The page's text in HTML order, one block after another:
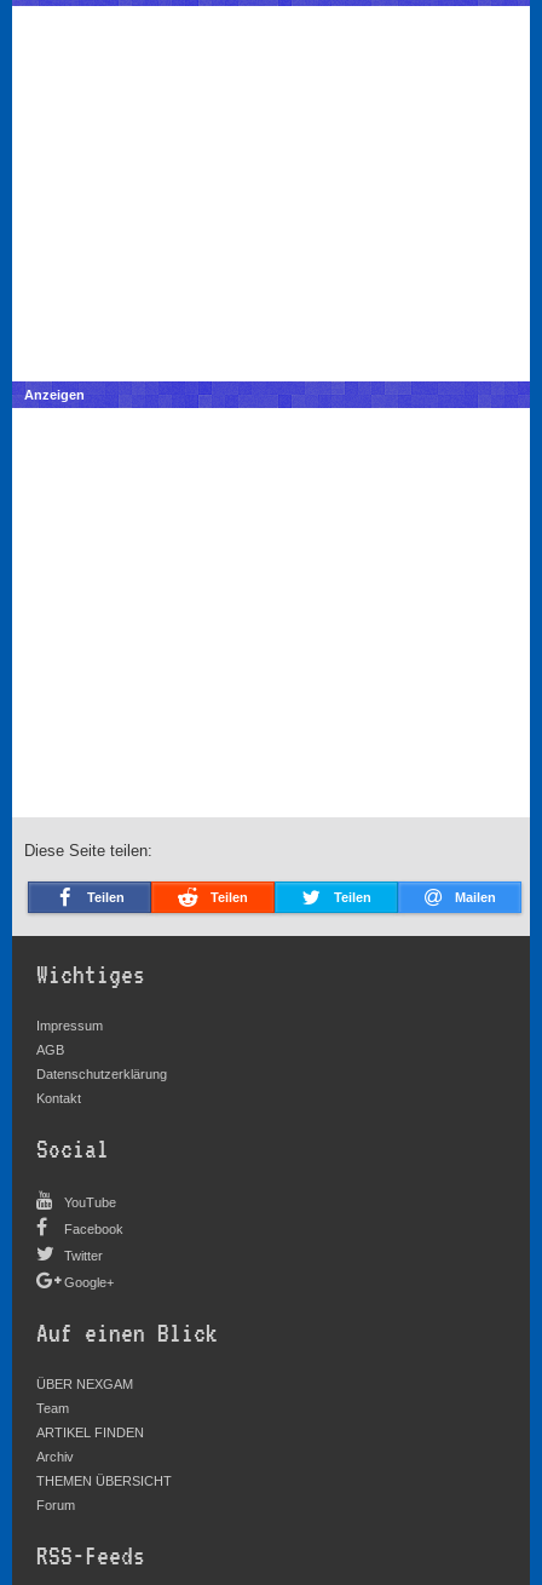
Anzeigen
Diese Seite teilen:
Teilen Teilen Teilen Mailen
Wichtiges
Impressum
AGB
Datenschutzerklärung
Kontakt
Social
YouTube
Facebook
Twitter
Google+
Auf einen Blick
ÜBER NEXGAM
Team
ARTIKEL FINDEN
Archiv
THEMEN ÜBERSICHT
Forum
RSS-Feeds